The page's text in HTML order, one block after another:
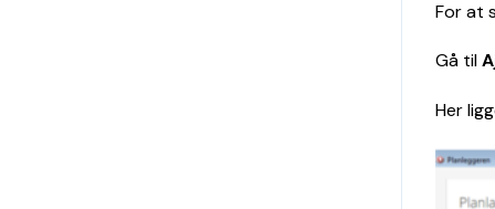
For at
Gå til
Her